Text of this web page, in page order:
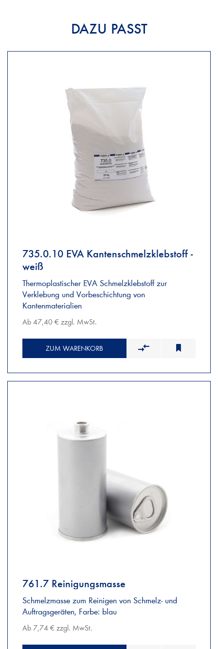
DAZU PASST
735.0.10 EVA Kantenschmelzklebstoff -
weiß
Thermoplastischer EVA Schmelzklebstoff zur
Verklebung und Vorbeschichtung von
Kantenmaterialien
Ab 47,40 € zzgl. MwSt.
ZUM WARENKORB
761.7 Reinigungsmasse
Schmelzmasse zum Reinigen von Schmelz- und
Auftragsgeräten, Farbe: blau
Ab 7,74 € zzgl. MwSt.